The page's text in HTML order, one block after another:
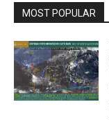
MOST POPULAR